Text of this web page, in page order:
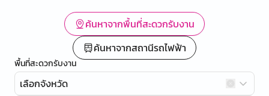
ค้นหาจากพื้นที่สะดวกรับงาน
ค้นหาจากสถานีรถไฟฟ้า
พื้นที่สะดวกรับงาน
เลือกจังหวัด